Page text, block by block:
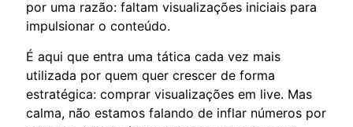
por uma razão: faltam visualizações iniciais para
impulsionar o conteúdo.
É aqui que entra uma tática cada vez mais
utilizada por quem quer crescer de forma
estratégica: comprar visualizações em live. Mas
calma, não estamos falando de inflar números por